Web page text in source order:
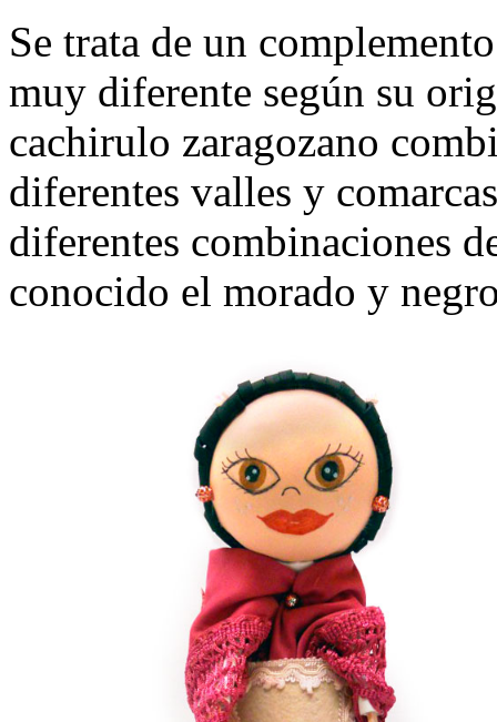
Se trata de un
muy diferente según su
cachirulo zaragozano
diferentes valles y
diferentes combinaciones
conocido el morado y